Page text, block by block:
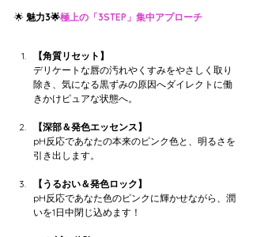
🌟 魅力3🌟極上の「3STEP」集中アプローチ
【角質リセット】
デリケートな唇の汚れやくすみをやさしく取り
除き、気になる黒ずみの原因へダイレクトに働
きかけピュアな状態へ。
【深部＆発色エッセンス】
pH反応であなたの本来のピンク色と、明るさを
引き出します。
【うるおい＆発色ロック】
pH反応であなた色のピンクに輝かせながら、潤
いを1日中閉じ込めます！